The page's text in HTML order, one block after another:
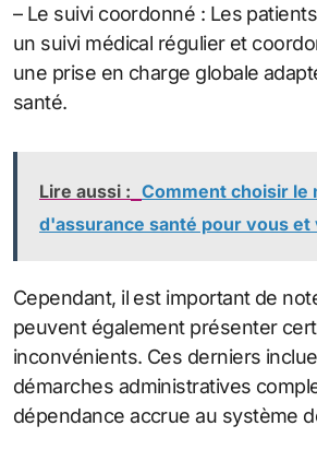
– Le suivi coordonné : Les
un suivi médical régulier et
une prise en charge globale
santé.
Lire aussi : Comment choisir le
d'assurance santé pour vous et
Cependant, il est important de
peuvent également présenter
inconvénients. Ces derniers
démarches administratives
dépendance accrue au système